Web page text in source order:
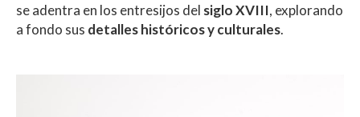
se adentra en los entresijos del siglo XVIII, explorando
a fondo sus detalles históricos y culturales.